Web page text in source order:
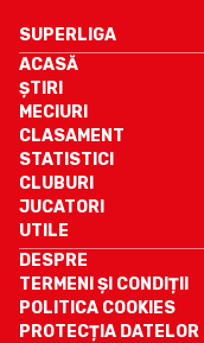
SUPERLIGA
ACASĂ
ȘTIRI
MECIURI
CLASAMENT
STATISTICI
CLUBURI
JUCATORI
UTILE
DESPRE
TERMENI ȘI CONDIȚII
POLITICA COOKIES
PROTECȚIA DATELOR